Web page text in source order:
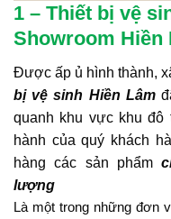
1 – Thiết bị vệ
Showroom Hiền
Được ấp ủ hình thành,
bị vệ sinh Hiền Lâm
quanh khu vực khu đô
hành của quý khách
hàng các sản phẩm
Là một trong những đơn